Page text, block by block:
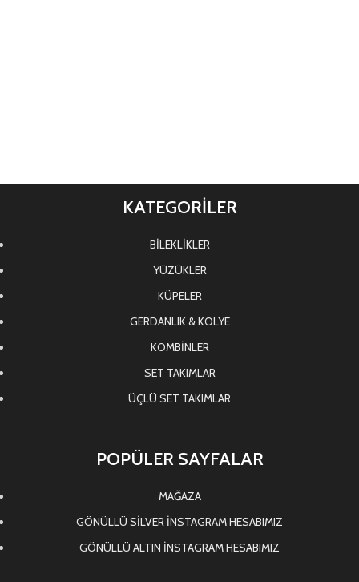
KATEGORİLER
BİLEKLİKLER
YÜZÜKLER
KÜPELER
GERDANLIK & KOLYE
KOMBİNLER
SET TAKIMLAR
ÜÇLÜ SET TAKIMLAR
POPÜLER SAYFALAR
MAĞAZA
GÖNÜLLÜ SİLVER İNSTAGRAM HESABIMIZ
GÖNÜLLÜ ALTIN İNSTAGRAM HESABIMIZ